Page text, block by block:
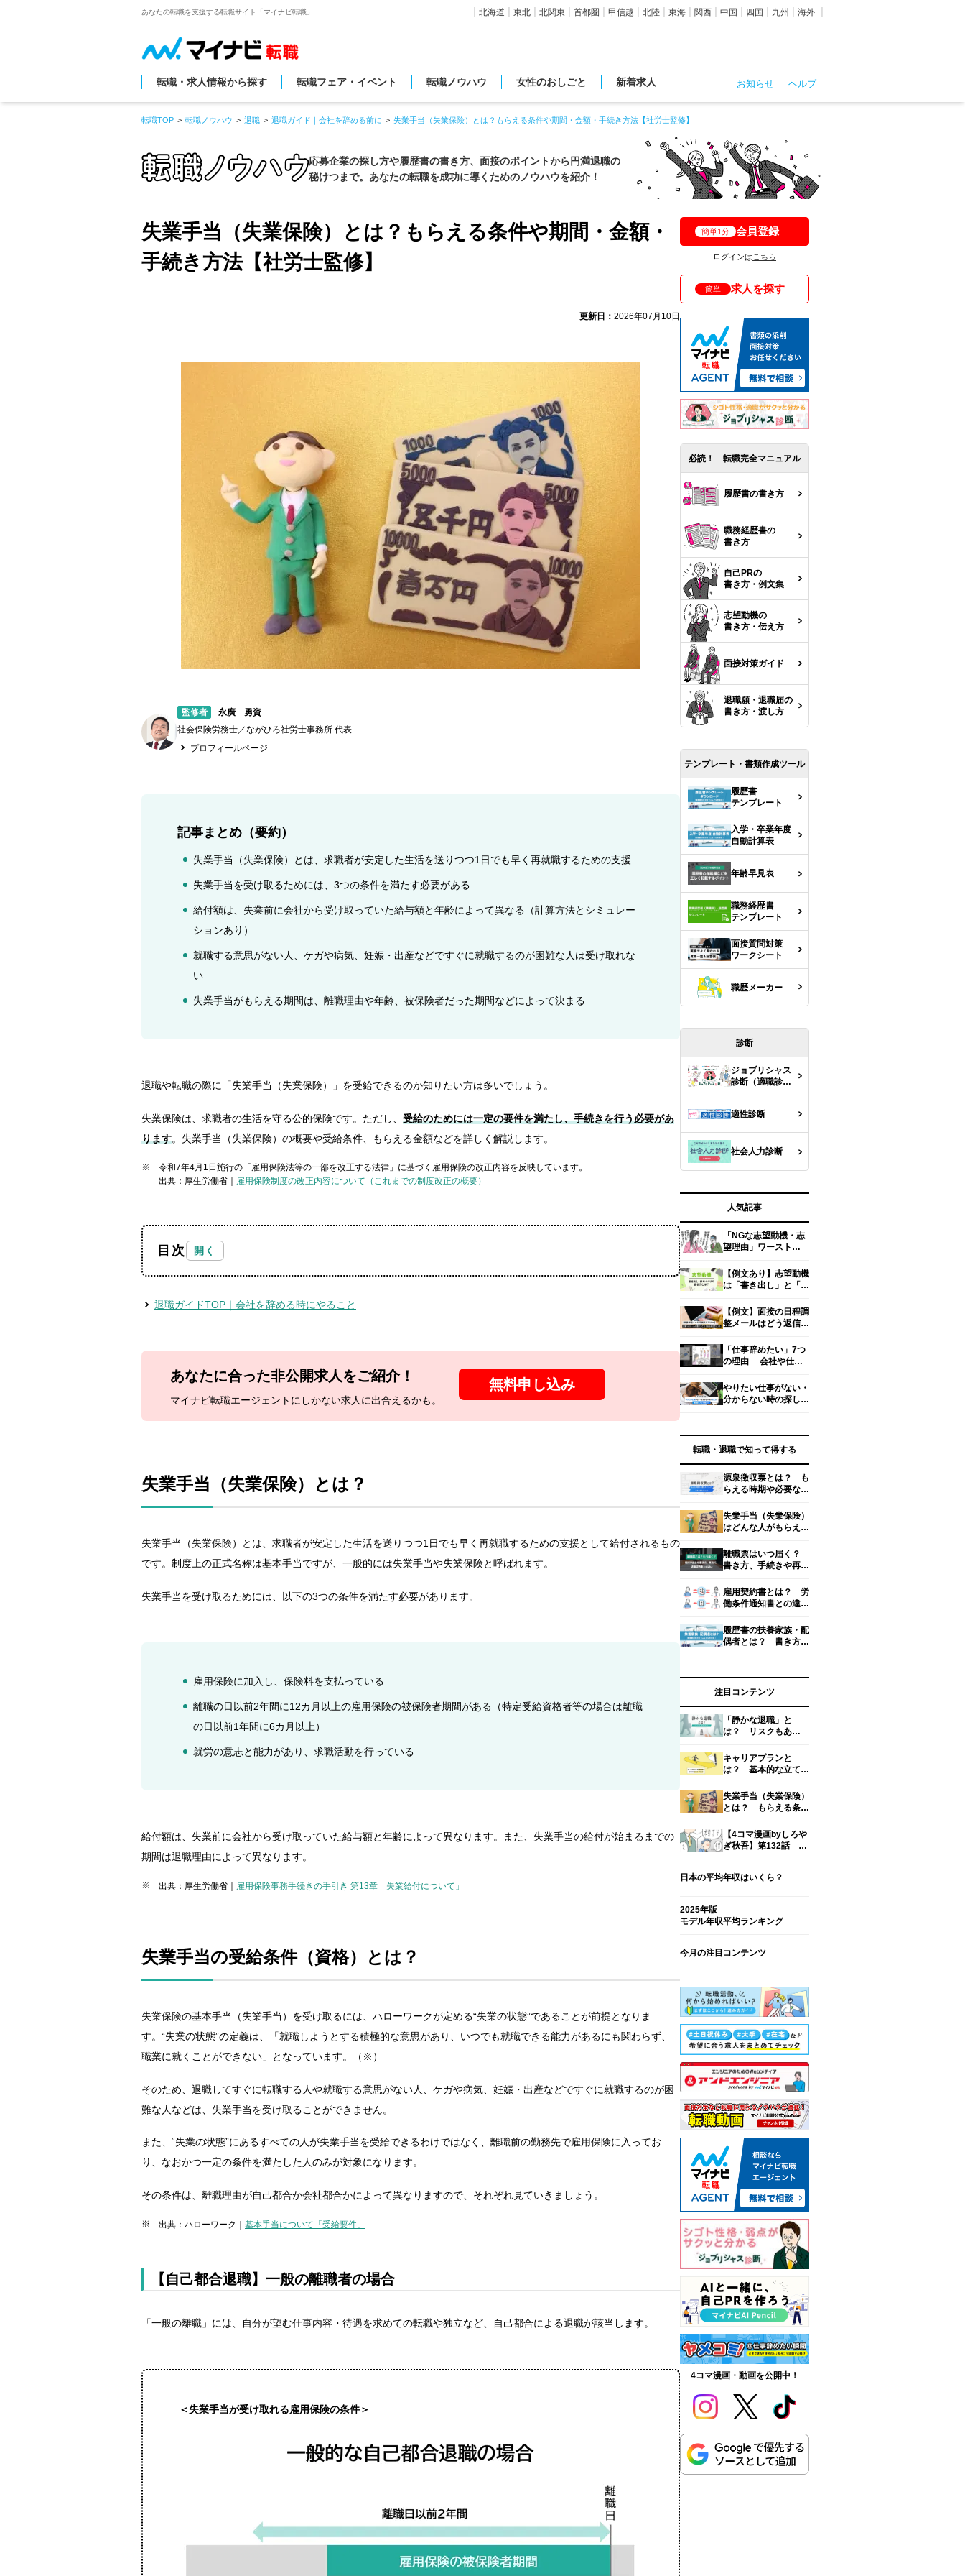
あなたの転職を支援する転職サイト「マイナビ転職」 北海道 東北 北関東 首都圏 甲信越 北陸 東海 関西 中国 四国 九州 海外
転職・求人情報から探す 転職フェア・イベント 転職ノウハウ 女性のおしごと 新着求人 お知らせ ヘルプ
転職TOP 転職ノウハウ 退職 退職ガイド｜会社を辞める前に 失業手当（失業保険）とは？もらえる条件や期間・金額・手続き方法【社労士監修】
応募企業の探し方や履歴書の書き方、面接のポイントから円満退職の
秘けつまで。あなたの転職を成功に導くためのノウハウを紹介！
失業手当（失業保険）とは？もらえる条件や期間・金額・
手続き方法【社労士監修】
更新日： 2026年07月10日
監修者
永廣 勇資
社会保険労務士／ながひろ社労士事務所 代表
プロフィールページ
記事まとめ（要約）
失業手当（失業保険）とは、求職者が安定した生活を送りつつ1日でも早く再就職するための支援
失業手当を受け取るためには、3つの条件を満たす必要がある
給付額は、失業前に会社から受け取っていた給与額と年齢によって異なる（計算方法とシミュレー
ションあり）
就職する意思がない人、ケガや病気、妊娠・出産などですぐに就職するのが困難な人は受け取れな
い
失業手当がもらえる期間は、離職理由や年齢、被保険者だった期間などによって決まる
退職や転職の際に「失業手当（失業保険）」を受給できるのか知りたい方は多いでしょう。
失業保険は、求職者の生活を守る公的保険です。ただし、 受給のためには一定の要件を満たし、手続きを行う必要があ
ります。失業手当（失業保険）の概要や受給条件、もらえる金額などを詳しく解説します。
令和7年4月1日施行の「雇用保険法等の一部を改正する法律」に基づく雇用保険の改正内容を反映しています。
出典：厚生労働省｜ 雇用保険制度の改正内容について（これまでの制度改正の概要）
目次
退職ガイドTOP｜会社を辞める時にやること
あなたに合った非公開求人をご紹介！
マイナビ転職エージェントにしかない求人に出合えるかも。
無料申し込み
失業手当（失業保険）とは？
失業手当（失業保険）とは、求職者が安定した生活を送りつつ1日でも早く再就職するための支援として給付されるもの
です。制度上の正式名称は基本手当ですが、一般的には失業手当や失業保険と呼ばれます。
失業手当を受け取るためには、以下の3つの条件を満たす必要があります。
雇用保険に加入し、保険料を支払っている
離職の日以前2年間に12カ月以上の雇用保険の被保険者期間がある（特定受給資格者等の場合は離職
の日以前1年間に6カ月以上）
就労の意志と能力があり、求職活動を行っている
給付額は、失業前に会社から受け取っていた給与額と年齢によって異なります。また、失業手当の給付が始まるまでの
期間は退職理由によって異なります。
出典：厚生労働省｜ 雇用保険事務手続きの手引き 第13章「失業給付について」
失業手当の受給条件（資格）とは？
失業保険の基本手当（失業手当）を受け取るには、ハローワークが定める“失業の状態”であることが前提となりま
す。“失業の状態”の定義は、「就職しようとする積極的な意思があり、いつでも就職できる能力があるにも関わらず、
職業に就くことができない」となっています。（※）
そのため、退職してすぐに転職する人や就職する意思がない人、ケガや病気、妊娠・出産などですぐに就職するのが困
難な人などは、失業手当を受け取ることができません。
また、“失業の状態”にあるすべての人が失業手当を受給できるわけではなく、離職前の勤務先で雇用保険に入ってお
り、なおかつ一定の条件を満たした人のみが対象になります。
その条件は、離職理由が自己都合か会社都合かによって異なりますので、それぞれ見ていきましょう。
出典：ハローワーク｜ 基本手当について「受給要件」
【自己都合退職】一般の離職者の場合
「一般の離職」には、自分が望む仕事内容・待遇を求めての転職や独立など、自己都合による退職が該当します。
＜失業手当が受け取れる雇用保険の条件＞
簡単1分 会員登録
ログインは こちら
簡単 求人を探す
必読！ 転職完全マニュアル
履歴書の書き方
職務経歴書の
書き方
自己PRの
書き方・例文集
志望動機の
書き方・伝え方
面接対策ガイド
退職願・退職届の
書き方・渡し方
テンプレート・書類作成ツール
履歴書
テンプレート
入学・卒業年度
自動計算表
年齢早見表
職務経歴書
テンプレート
面接質問対策
ワークシート
職歴メーカー
診断
ジョブリシャス
診断（適職診
断）
適性診断
社会人力診断
人気記事
「NGな志望動機・志
望理由」ワースト
【例文あり】志望動機
は「書き出し」と「締
る！ 人事の目を引く
書き方とは？
【例文】面接の日程調
整メールはどう返信す
き方マナー
「仕事辞めたい」7つ
の理由 会社や仕事
る気が出ない…… リ
アル対処法
やりたい仕事がない・
分からない時の探し方
転職・退職で知って得する
源泉徴収票とは？ も
らえる時期や必要なタ
イント4つ
失業手当（失業保険）
はどんな人がもらえ
続き方法を解説【社労
士監修】
離職票はいつ届く？
書き方、手続きや再発
雇用契約書とは？ 労
働条件通知書との違
処法
履歴書の扶養家族・配
偶者とは？ 書き方と
注目コンテンツ
「静かな退職」と
は？ リスクもあ
キャリアプランと
は？ 基本的な立て
回答例文を解説
失業手当（失業保険）
とは？ もらえる条件
方法【社労士監修】
【4コマ漫画byしろや
ぎ秋吾】第132話 気
日本の平均年収はいくら？
2025年版
モデル年収平均ランキング
今月の注目コンテンツ
4コマ漫画・動画を公開中！